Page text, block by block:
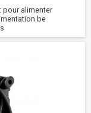
pour alimenter
be